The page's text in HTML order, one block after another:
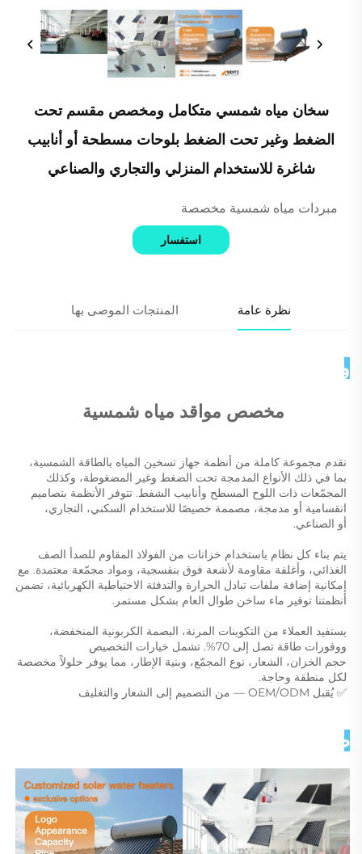
سخان مياه شمسي متكامل ومخصص مقسم تحت
الضغط وغير تحت الضغط بلوحات مسطحة أو أنابيب
شاغرة للاستخدام المنزلي والتجاري والصناعي
مبردات مياه شمسية مخصصة
استفسار
نظرة عامة المنتجات الموصى بها
وصف المنتج
مخصص مواقد مياه شمسية
بما في ذلك الأنواع المدمجة تحت الضغط وغير المضغوطة، وكذلك
انقسامية أو مدمجة، مصممة خصيصًا للاستخدام السكني، التجاري،
أو الصناعي.
الغذائي، وأغلفة مقاومة لأشعة فوق بنفسجية، ومواد مجمّعة معتمدة. مع
أنظمتنا توفير ماء ساخن طوال العام بشكل مستمر.
ووفورات طاقة تصل إلى 70%. تشمل خيارات التخصيص
لكل منطقة وحاجة.
✅ يُقبل OEM/ODM — من التصميم إلى الشعار والتغليف
صور تفصيلية